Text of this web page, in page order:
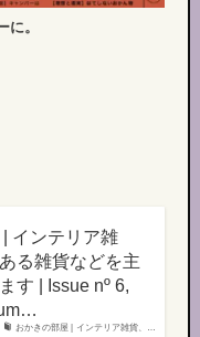
に。
おかきの部屋 | インテリア雑貨、…
インテリア雑
る雑貨などを主
す | Issue nº 6,